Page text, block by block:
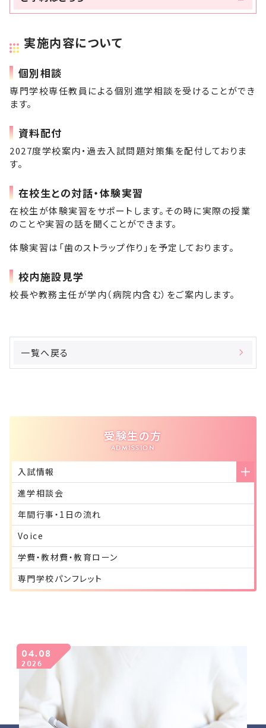
実施内容について
個別相談
専門学校専任教員による個別進学相談を受けることができ
ます。
資料配付
2027度学校案内・過去入試問題対策集を配付しておりま
す。
在校生との対話・体験実習
在校生が体験実習をサポートします。その時に実際の授業
のことや実習の話を聞くことができます。
体験実習は「歯のストラップ作り」を予定しております。
校内施設見学
校長や教務主任が学内（病院内含む）をご案内します。
一覧へ戻る
受験生の方
入試情報
進学相談会
年間行事・1日の流れ
Voice
学費・教材費・教育ローン
専門学校パンフレット
04.08
2026